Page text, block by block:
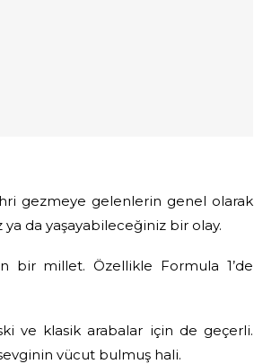
gezmeye gelenlerin genel olarak
da yaşayabileceğiniz bir olay.
bir millet.Özellikle Formula 1’de
ve klasik arabalar için de geçerli.
vücut bulmuş hali.